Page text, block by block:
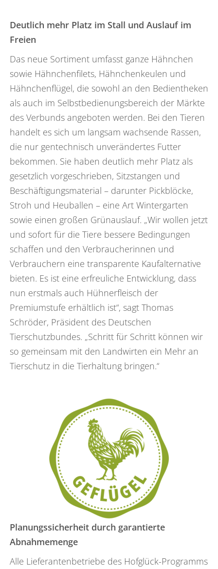
Deutlich mehr Platz im Stall und Auslauf im
Freien
Das neue Sortiment umfasst ganze Hähnchen
sowie Hähnchenfilets, Hähnchenkeulen und
Hähnchenflügel, die sowohl an den Bedientheken
als auch im Selbstbedienungsbereich der Märkte
des Verbunds angeboten werden. Bei den Tieren
handelt es sich um langsam wachsende Rassen,
die nur gentechnisch unverändertes Futter
bekommen. Sie haben deutlich mehr Platz als
gesetzlich vorgeschrieben, Sitzstangen und
Beschäftigungsmaterial – darunter Pickblöcke,
Stroh und Heuballen – eine Art Wintergarten
sowie einen großen Grünauslauf. „Wir wollen jetzt
und sofort für die Tiere bessere Bedingungen
schaffen und den Verbraucherinnen und
Verbrauchern eine transparente Kaufalternative
bieten. Es ist eine erfreuliche Entwicklung, dass
nun erstmals auch Hühnerfleisch der
Premiumstufe erhältlich ist“, sagt Thomas
Schröder, Präsident des Deutschen
Tierschutzbundes. „Schritt für Schritt können wir
so gemeinsam mit den Landwirten ein Mehr an
Tierschutz in die Tierhaltung bringen.“
Planungssicherheit durch garantierte
Abnahmemenge
Alle Lieferantenbetriebe des Hofglück-Programms